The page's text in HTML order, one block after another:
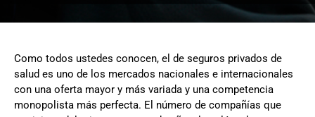
Como todos ustedes conocen, el de seguros privados de
salud es uno de los mercados nacionales e internacionales
con una oferta mayor y más variada y una competencia
monopolista más perfecta. El número de compañías que